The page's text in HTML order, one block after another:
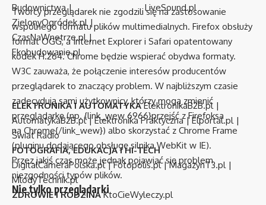
Twórcy przeglądarek nie zgodzili się na zastosowanie
wspólnego formatu plików multimedialnych. Firefox obsłuży
format OGG, a Internet Explorer i Safari opatentowany
kodek H.264. Chrome będzie wspierać obydwa formaty.
W3C zauważa, że połączenie interesów producentów
przeglądarek to znaczący problem. W najbliższym czasie
zadecydują sami użytkownicy, którzy mogą zmienić
przeglądarkę (np. {link_wew 6966}przejść z Firefoksa
na Chrome{/link_wew}) albo skorzystać z Chrome Frame
(pluginu dodającego obsługę silnika WebKit w IE).
Przez jakiś czas może jednak pojawiać się problem
niezgodności typów plików.
Nie tylko przeglądarki
Budownictwa|
ZielonyOgródek.pl|
CzasNaWnetrze.pl|
Ekobudowanie.pl
LiveSound.pl
ELEKTRONIKA I AUTOMATYKA ElektronikaB2B.pl|
AutomatykaB2B.pl|Elektronika Praktyczna| Elportal.pl|
Świat Radio
FOTOGRAFIA, EDUKACJA I HI-TECH
DigitalCameraPolska.pl|Fotopolis.pl|MagazynT3.pl|
MlodyTechnik.pl
ZDROWIE I RODZINA KtoCieWyleczy.pl